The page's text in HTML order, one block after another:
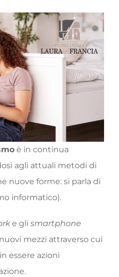
è in continua
agli attuali metodi di
nuove forme: si parla di
informatico).
e gli smartphone
mezzi attraverso cui
essere azioni